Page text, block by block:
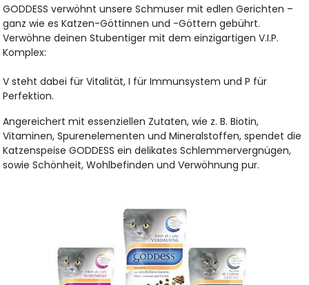
GODDESS verwöhnt unsere Schmuser mit edlen Gerichten –
ganz wie es Katzen-Göttinnen und -Göttern gebührt.
Verwöhne deinen Stubentiger mit dem einzigartigen V.I.P.
Komplex:
V steht dabei für Vitalität, I für Immunsystem und P für
Perfektion.
Angereichert mit essenziellen Zutaten, wie z. B. Biotin,
Vitaminen, Spurenelementen und Mineralstoffen, spendet die
Katzenspeise GODDESS ein delikates Schlemmervergnügen,
sowie Schönheit, Wohlbefinden und Verwöhnung pur.